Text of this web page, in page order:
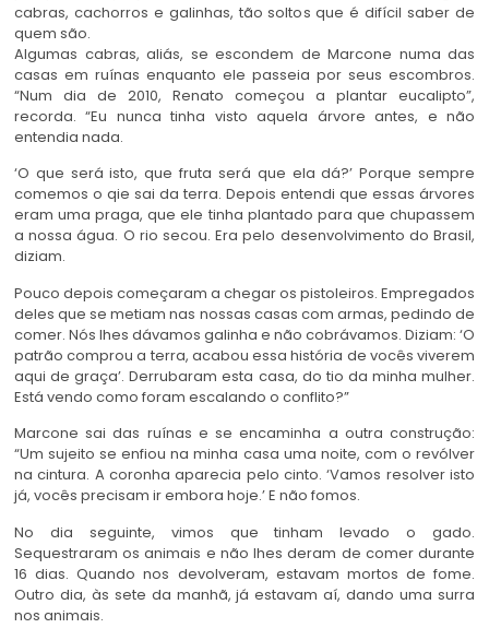
cabras, cachorros e galinhas, tão soltos que é difícil saber de
quem são.
Algumas cabras, aliás, se escondem de Marcone numa das
casas em ruínas enquanto ele passeia por seus escombros.
“Num dia de 2010, Renato começou a plantar eucalipto”,
recorda. “Eu nunca tinha visto aquela árvore antes, e não
entendia nada.
‘O que será isto, que fruta será que ela dá?’ Porque sempre
comemos o qie sai da terra. Depois entendi que essas árvores
eram uma praga, que ele tinha plantado para que chupassem
a nossa água. O rio secou. Era pelo desenvolvimento do Brasil,
diziam.
Pouco depois começaram a chegar os pistoleiros. Empregados
deles que se metiam nas nossas casas com armas, pedindo de
comer. Nós lhes dávamos galinha e não cobrávamos. Diziam: ‘O
patrão comprou a terra, acabou essa história de vocês viverem
aqui de graça’. Derrubaram esta casa, do tio da minha mulher.
Está vendo como foram escalando o conflito?”
Marcone sai das ruínas e se encaminha a outra construção:
“Um sujeito se enfiou na minha casa uma noite, com o revólver
na cintura. A coronha aparecia pelo cinto. ‘Vamos resolver isto
já, vocês precisam ir embora hoje.’ E não fomos.
No dia seguinte, vimos que tinham levado o gado.
Sequestraram os animais e não lhes deram de comer durante
16 dias. Quando nos devolveram, estavam mortos de fome.
Outro dia, às sete da manhã, já estavam aí, dando uma surra
nos animais.